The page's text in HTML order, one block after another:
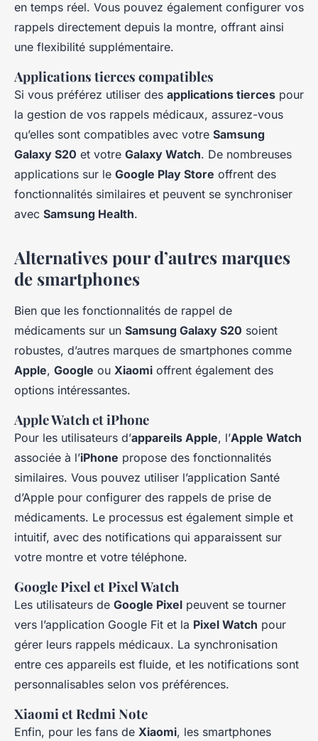
en temps réel. Vous pouvez également configurer vos
rappels directement depuis la montre, offrant ainsi
une flexibilité supplémentaire.
Applications tierces compatibles
Si vous préférez utiliser des applications tierces pour
la gestion de vos rappels médicaux, assurez-vous
qu’elles sont compatibles avec votre Samsung
Galaxy S20 et votre Galaxy Watch. De nombreuses
applications sur le Google Play Store offrent des
fonctionnalités similaires et peuvent se synchroniser
avec Samsung Health.
Alternatives pour d’autres marques
de smartphones
Bien que les fonctionnalités de rappel de
médicaments sur un Samsung Galaxy S20 soient
robustes, d’autres marques de smartphones comme
Apple, Google ou Xiaomi offrent également des
options intéressantes.
Apple Watch et iPhone
Pour les utilisateurs d’appareils Apple, l’Apple Watch
associée à l’iPhone propose des fonctionnalités
similaires. Vous pouvez utiliser l’application Santé
d’Apple pour configurer des rappels de prise de
médicaments. Le processus est également simple et
intuitif, avec des notifications qui apparaissent sur
votre montre et votre téléphone.
Google Pixel et Pixel Watch
Les utilisateurs de Google Pixel peuvent se tourner
vers l’application Google Fit et la Pixel Watch pour
gérer leurs rappels médicaux. La synchronisation
entre ces appareils est fluide, et les notifications sont
personnalisables selon vos préférences.
Xiaomi et Redmi Note
Enfin, pour les fans de Xiaomi, les smartphones